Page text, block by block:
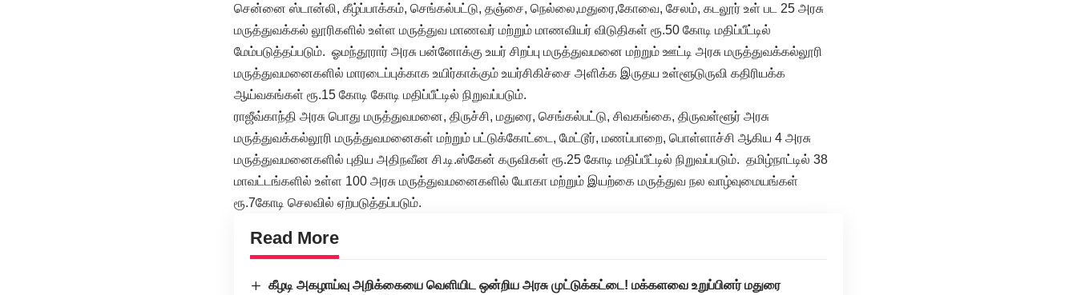
சென்னை ஸ்டான்லி, கீழ்ப்பாக்கம், செங்கல்பட்டு, தஞ்சை, நெல்லை,மதுரை,கோவை, சேலம், கடலூர் உள் பட 25 அரசு
மருத்துவக்கல் லூரிகளில் உள்ள மருத்துவ மாணவர் மற்றும் மாணவியர் விடுதிகள் ரூ.50 கோடி மதிப்பீட்டில்
மேம்படுத்தப்படும். ஓமந்தூரார் அரசு பன்னோக்கு உயர் சிறப்பு மருத்துவமனை மற்றும் ஊட்டி அரசு மருத்துவக்கல்லூரி
மருத்துவமனைகளில் மாரடைப்புக்காக உயிர்காக்கும் உயர்சிகிச்சை அளிக்க இருதய உள்ளூடுருவி கதிரியக்க
ஆய்வகங்கள் ரூ.15 கோடி கோடி மதிப்பீட்டில் நிறுவப்படும்.
ராஜீவ்காந்தி அரசு பொது மருத்துவமனை, திருச்சி, மதுரை, செங்கல்பட்டு, சிவகங்கை, திருவள்ளூர் அரசு
மருத்துவக்கல்லூரி மருத்துவமனைகள் மற்றும் பட்டுக்கோட்டை, மேட்டூர், மணப்பாறை, பொள்ளாச்சி ஆகிய 4 அரசு
மருத்துவமனைகளில் புதிய அதிநவீன சி.டி.ஸ்கேன் கருவிகள் ரூ.25 கோடி மதிப்பீட்டில் நிறுவப்படும். தமிழ்நாட்டில் 38
மாவட்டங்களில் உள்ள 100 அரசு மருத்துவமனைகளில் யோகா மற்றும் இயற்கை மருத்துவ நல வாழ்வுமையங்கள்
ரூ.7கோடி செலவில் ஏற்படுத்தப்படும்.
Read More
கீழடி அகழாய்வு அறிக்கையை வெளியிட ஒன்றிய அரசு முட்டுக்கட்டை! மக்களவை உறுப்பினர் மதுரை